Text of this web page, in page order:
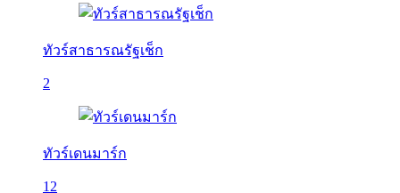
ทัวร์สาธารณรัฐเช็ก
2
ทัวร์เดนมาร์ก
12